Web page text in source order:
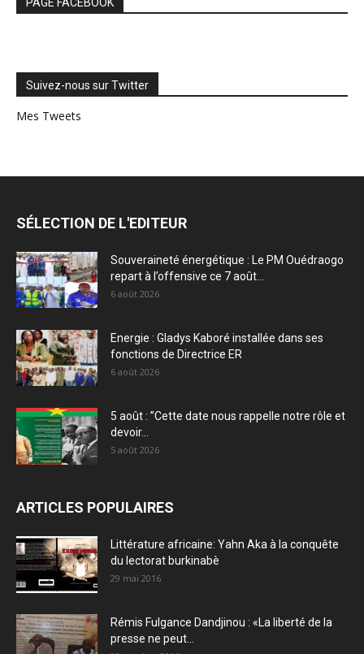
PAGE FACEBOOK
Suivez-nous sur Twitter
Mes Tweets
SÉLECTION DE L'EDITEUR
Souveraineté énergétique : Le PM Ouédraogo
repart à l’offensive ce 7 août...
6 août 2026
Energie : Gladys Kaboré installée dans ses
fonctions de Directrice ER
6 août 2026
5 août : ”Cette date nous rappelle notre rôle et
devoir...
5 août 2026
ARTICLES POPULAIRES
Littérature africaine: Yahn Aka à la conquête
du lectorat burkinabè
29 mai 2016
Rémis Fulgance Dandjinou : «La liberté de la
presse ne peut...